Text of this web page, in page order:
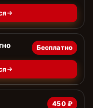
Бесплатно
450 ₽